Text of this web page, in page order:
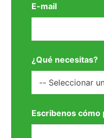
E-mail
¿Qué necesitas?
Escribenos cómo